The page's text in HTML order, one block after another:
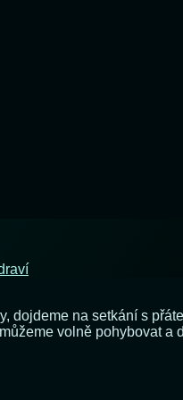
na setkání s
volně pohybovat